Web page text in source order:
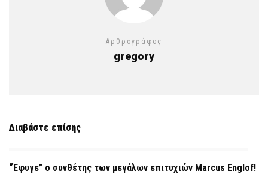
Αρθρογράφος
gregory
Διαβάστε επίσης
“Έφυγε” ο συνθέτης των μεγάλων επιτυχιών Marcus Englof!